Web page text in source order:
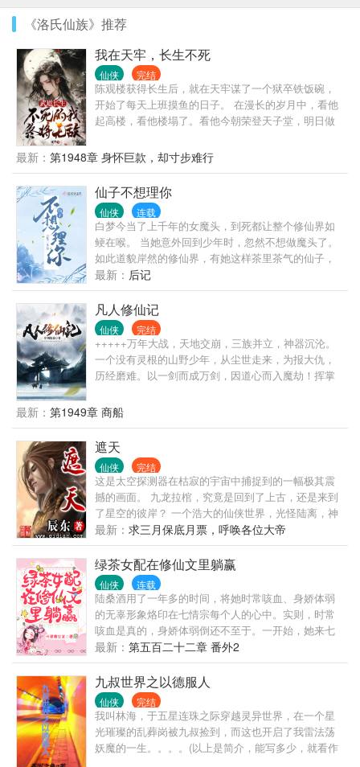
《洛氏仙族》推荐
我在天牢，长生不死
仙侠 完结
陈观楼获得长生后，就在天牢谋了一个狱卒铁饭碗，
开始了每天上班摸鱼的日子。 在漫长的岁月中，看他
起高楼，看他楼塌了。看他今朝荣登天子堂，明日做
贵，看他国破家亡。 变化的是岁月人生，不变的是长
生岁月。陈观楼熬死了宗师，熬死了大宗师，熬死了
一个个大佬，终究成为无敌的存在。
最新： 第1948章 身怀巨款，却寸步难行
仙子不想理你
仙侠 连载
白梦今当了上千年的女魔头，到死都让整个修仙界如
鲠在喉。 当她意外回到少年时，忽然不想做魔头了。
如此道貌岸然的修仙界，有她这样茶里茶气的仙子，
也挺合理的吧？ —————— 有男主且言情，不升级
走剧情 不合适请点叉，有很多满足您要求的作品可以
看
最新： 后记
凡人修仙记
仙侠 完结
+++++万年大战，天地交崩，三族并立，神器沉沦。
一个没有灵根的山野少年，从尘世走来，为报大仇，
历经磨难。以一剑而成万剑，因道心而入魔劫！挥掌
人冷眼；成仙入魔，只在一念之间！
最新： 第1949章 商船
遮天
仙侠 完结
这是太空探测器在枯寂的宇宙中捕捉到的一幅极其震
撼的画面。 九龙拉棺，究竟是回到了上古，还是来到
了星空的彼岸？ 一个浩大的仙侠世界，光怪陆离，神
秘无尽。热血似火山沸腾，激情若瀚海汹涌，欲望如
深渊无止境…… 登天路，踏歌行，弹指遮天。
最新： 求三月保底月票，呼唤各位大帝
绿茶女配在修仙文里躺赢
仙侠 连载
陆桑酒用了一年多的时间，将她时常咳血、身娇体弱
的无辜形象烙印在七情宗每个人的心中。实则，时常
咳血是真的，身娇体弱倒还不至于。一开始，她来七
情宗的目的只有一个：剥夺叶枝瑶女主命数，解除天
道桎梏！后来她看着师门这些简单善良的二傻子，心
想，反正也是顺手，能救一个是一个吧！所谓能打败
清纯白莲花的，只有清新小绿茶。那么，为了与气运
极佳、所有男人都爱她的女主叶枝瑶抗衡，她偶尔茶
言茶语一下也不过分吧？于是……面对妖兽，陆桑酒
一面吐血一面坚强表示：“大师兄别管我，你快去救叶
师姐吧，她比我重要！”暴躁大师兄坚定挡在她的身
最新： 第五百二十二章 番外2
九叔世界之以德服人
仙侠 完结
我叫林海，于五星连珠之际穿越灵异世界，在一个星
光璀璨的乱葬岗被九叔捡到，而这也开启了我雷法荡
妖魔的一生。。。。(以上是简介，能写多少，就看作